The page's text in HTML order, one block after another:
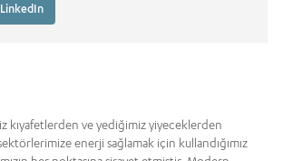
kıyafetlerden ve yediğimiz yiyeceklerden
enerji sağlamak için kullandığımız